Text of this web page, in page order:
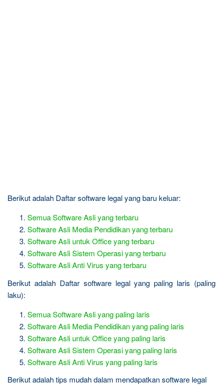
Berikut adalah Daftar software legal yang baru keluar:
Semua Software Asli yang terbaru
Software Asli Media Pendidikan yang terbaru
Software Asli untuk Office yang terbaru
Software Asli Sistem Operasi yang terbaru
Software Asli Anti Virus yang terbaru
Berikut adalah Daftar software legal yang paling laris (paling
laku):
Semua Software Asli yang paling laris
Software Asli Media Pendidikan yang paling laris
Software Asli untuk Office yang paling laris
Software Asli Sistem Operasi yang paling laris
Software Asli Anti Virus yang paling laris
Berikut adalah tips mudah dalam mendapatkan software legal